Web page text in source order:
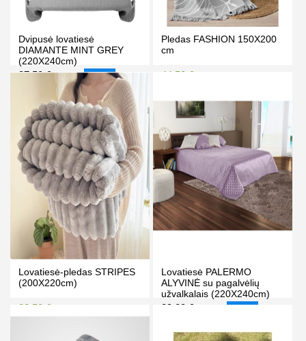
Dvipusė lovatiesė
DIAMANTE MINT GREY
(220X240cm)
37.50 €40.50 € -7%
PIRKTI
Pledas FASHION 150X200
cm
44.50 €
Lovatiesė-pledas STRIPES
(200X220cm)
38.50 €
Lovatiesė PALERMO
ALYVINĖ su pagalvėlių
užvalkalais (220X240cm)
39.00 €